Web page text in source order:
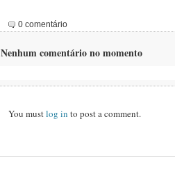
0 comentário
Nenhum comentário no momento
You mustlog in to post a comment.